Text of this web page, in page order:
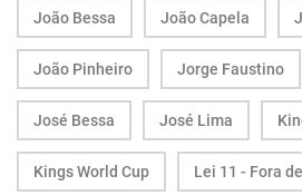
João Bessa João Capela
João Pinheiro Jorge Faustino
José Bessa José Lima
Kings World Cup Lei 11 - Fora